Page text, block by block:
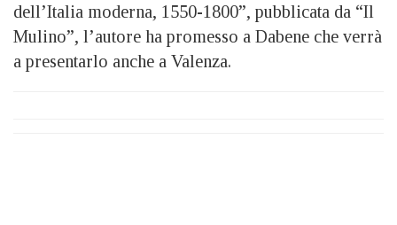
dell’Italia moderna, 1550-1800”, pubblicata da “Il
Mulino”, l’autore ha promesso a Dabene che verrà
a presentarlo anche a Valenza.